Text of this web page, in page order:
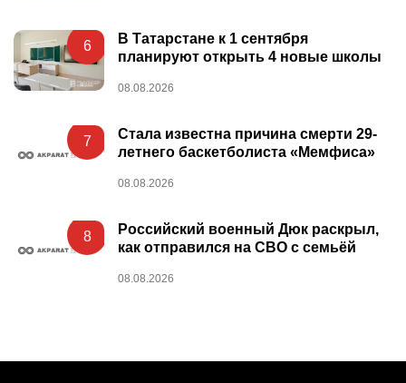
6
В Татарстане к 1 сентября
планируют открыть 4 новые школы
08.08.2026
7
Стала известна причина смерти 29-
летнего баскетболиста «Мемфиса»
08.08.2026
8
Российский военный Дюк раскрыл,
как отправился на СВО с семьёй
08.08.2026